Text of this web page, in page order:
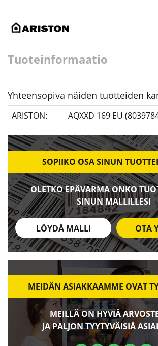
Tuoteinformaatio
Yhteensopiva näiden tuotteiden
ARISTON: AQXXD 169 EU
SOPIIKO OSA SINUN
OLETKO EPÄVARMA ONKO
SINUN MALLILLESI
LÖYDÄ MALLI OTA
MEIDÄN ASIAKKAAMME OVAT
MEILLÄ ON HYVIÄ
JA PALJON TYYTYVÄISIÄ